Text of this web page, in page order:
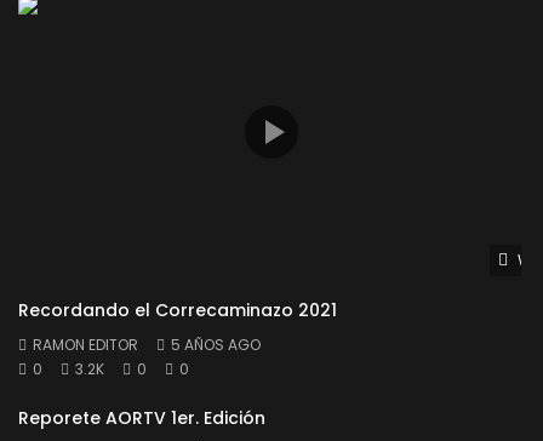
Recordando el Correcaminazo 2021
RAMON EDITOR
5 AÑOS AGO
0
3.2K 0 0
Reporete AORTV 1er. Edición